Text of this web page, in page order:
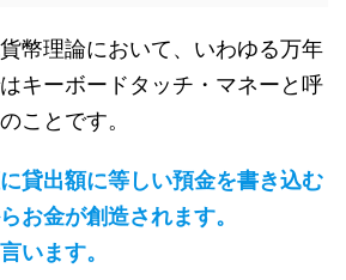
幣理論において、いわゆる万年
キーボードタッチ・マネーと呼
ことです。
貸出額に等しい預金を書き込む
お金が創造されます。
います。